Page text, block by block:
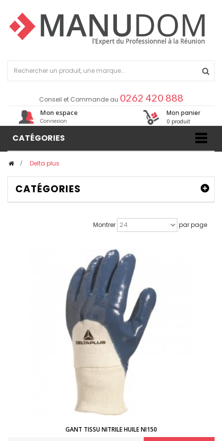
Conseil et Commande au 0262 420 888
Mon espace
Connexion
Mon panier
0 produit
CATÉGORIES
> Delta plus
CATÉGORIES
Montrer par page
GANT TISSU NITRILE HUILE NI150